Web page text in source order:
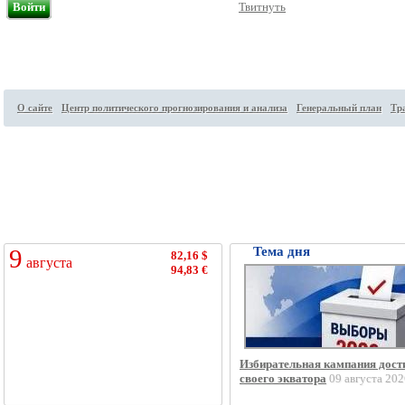
Войти Твитнуть
О сайте Центр политического прогнозирования и анализа Генеральный план
9 августа
82,16 $
94,83 €
Тема дня
Избирательная кампания
своего экватора 09 августа